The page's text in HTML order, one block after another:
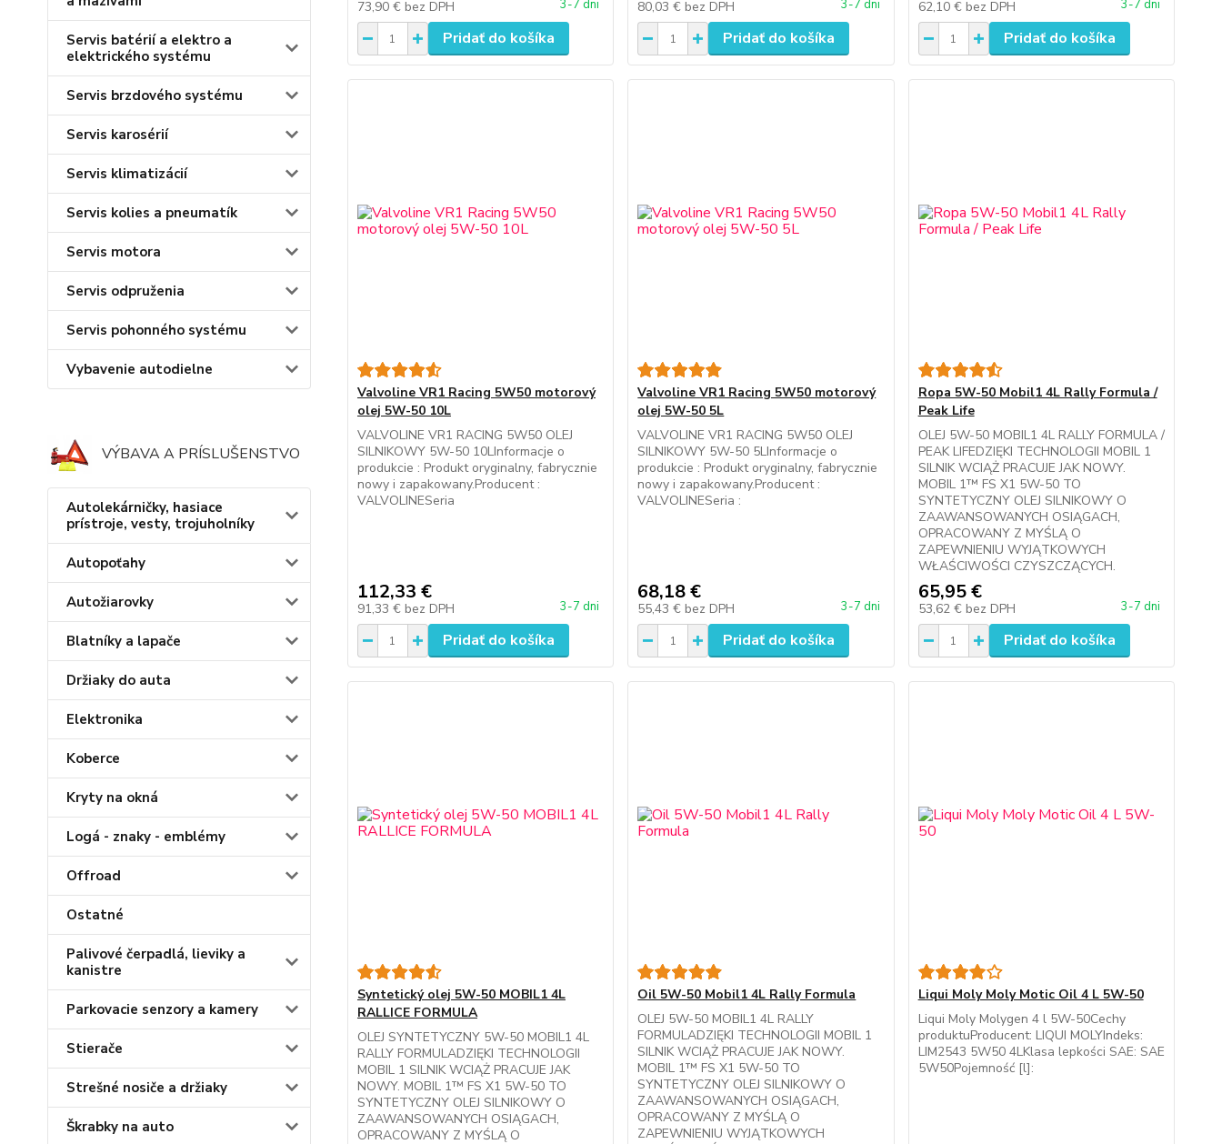
Servis batérií a elektro a
elektrického systému
Servis brzdového systému
Servis karosérií
Servis klimatizácií
Servis kolies a pneumatík
Servis motora
Servis odpruženia
Servis pohonného systému
Vybavenie autodielne
VÝBAVA A PRÍSLUŠENSTVO
Autolekárničky, hasiace
prístroje, vesty, trojuholníky
Autopoťahy
Autožiarovky
Blatníky a lapače
Držiaky do auta
Elektronika
Koberce
Kryty na okná
Logá - znaky - emblémy
Offroad
Ostatné
Palivové čerpadlá, lieviky a
kanistre
Parkovacie senzory a kamery
Stierače
Strešné nosiče a držiaky
Škrabky na auto
73,90 € bez DPH 3-7 dni
Pridať do košíka
80,03 € bez DPH 3-7 dni
Pridať do košíka
62,10 € bez DPH 3-7 dni
Pridať do košíka
Valvoline VR1 Racing 5W50 motorový
olej 5W-50 10L
VALVOLINE VR1 RACING 5W50 OLEJ
SILNIKOWY 5W-50 10LInformacje o
produkcie : Produkt oryginalny, fabrycznie
nowy i zapakowany.Producent :
VALVOLINESeria
112,33 €
91,33 € bez DPH 3-7 dni
Pridať do košíka
Valvoline VR1 Racing 5W50 motorový
olej 5W-50 5L
VALVOLINE VR1 RACING 5W50 OLEJ
SILNIKOWY 5W-50 5LInformacje o
produkcie : Produkt oryginalny, fabrycznie
nowy i zapakowany.Producent :
VALVOLINESeria :
68,18 €
55,43 € bez DPH 3-7 dni
Pridať do košíka
Ropa 5W-50 Mobil1 4L Rally Formula /
Peak Life
OLEJ 5W-50 MOBIL1 4L RALLY FORMULA /
PEAK LIFEDZIĘKI TECHNOLOGII MOBIL 1
SILNIK WCIĄŻ PRACUJE JAK NOWY.
MOBIL 1™ FS X1 5W-50 TO
SYNTETYCZNY OLEJ SILNIKOWY O
ZAAWANSOWANYCH OSIĄGACH,
OPRACOWANY Z MYŚLĄ O
ZAPEWNIENIU WYJĄTKOWYCH
WŁAŚCIWOŚCI CZYSZCZĄCYCH.
65,95 €
53,62 € bez DPH 3-7 dni
Pridať do košíka
Syntetický olej 5W-50 MOBIL1 4L
RALLICE FORMULA
OLEJ SYNTETYCZNY 5W-50 MOBIL1 4L
RALLY FORMULADZIĘKI TECHNOLOGII
MOBIL 1 SILNIK WCIĄŻ PRACUJE JAK
NOWY. MOBIL 1™ FS X1 5W-50 TO
SYNTETYCZNY OLEJ SILNIKOWY O
ZAAWANSOWANYCH OSIĄGACH,
OPRACOWANY Z MYŚLĄ O
Oil 5W-50 Mobil1 4L Rally Formula
OLEJ 5W-50 MOBIL1 4L RALLY
FORMULADZIĘKI TECHNOLOGII MOBIL 1
SILNIK WCIĄŻ PRACUJE JAK NOWY.
MOBIL 1™ FS X1 5W-50 TO
SYNTETYCZNY OLEJ SILNIKOWY O
ZAAWANSOWANYCH OSIĄGACH,
OPRACOWANY Z MYŚLĄ O
ZAPEWNIENIU WYJĄTKOWYCH
Liqui Moly Moly Motic Oil 4 L 5W-50
Liqui Moly Molygen 4 l 5W-50Cechy
produktuProducent: LIQUI MOLYIndeks:
LIM2543 5W50 4LKlasa lepkości SAE: SAE
5W50Pojemność [l]: